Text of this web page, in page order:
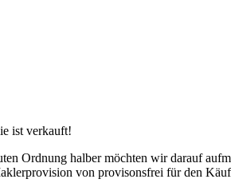
ist verkauft!
Ordnung halber möchten wir darauf
von provisonsfrei für den